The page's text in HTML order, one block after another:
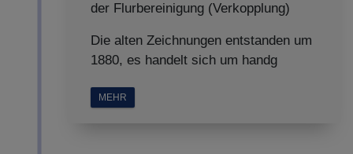
der Flurbereinigung (Verkopplung)
Die alten Zeichnungen entstanden um
1880, es handelt sich um handg
MEHR